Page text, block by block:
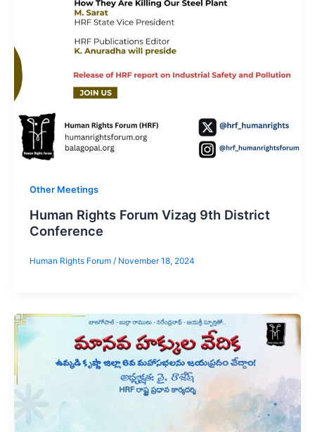
Other Meetings
Human Rights Forum Vizag 9th District
Conference
Human Rights Forum / November 18, 2024